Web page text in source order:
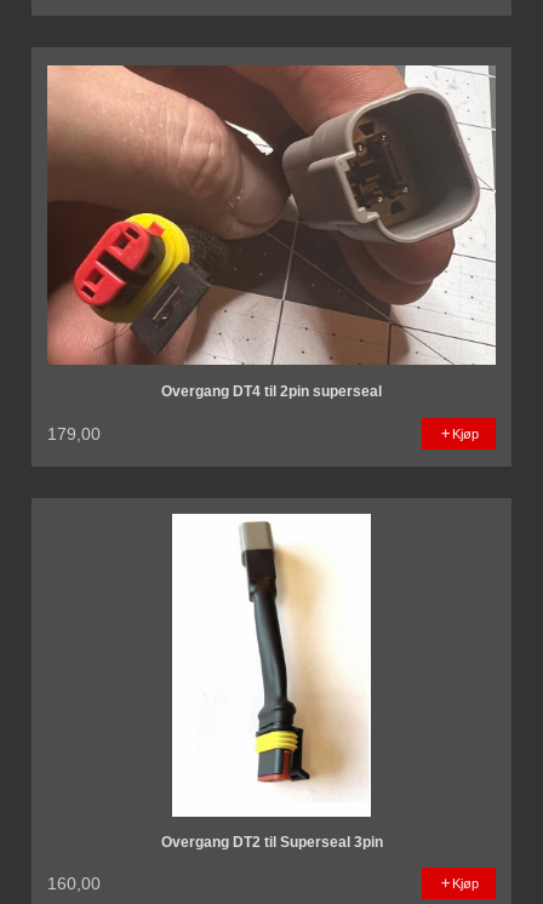
Overgang DT4 til 2pin superseal
179,00 Kjøp
Overgang DT2 til Superseal 3pin
160,00 Kjøp